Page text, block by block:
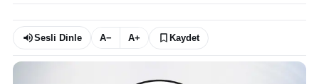
Sesli Dinle A− A+ Kaydet